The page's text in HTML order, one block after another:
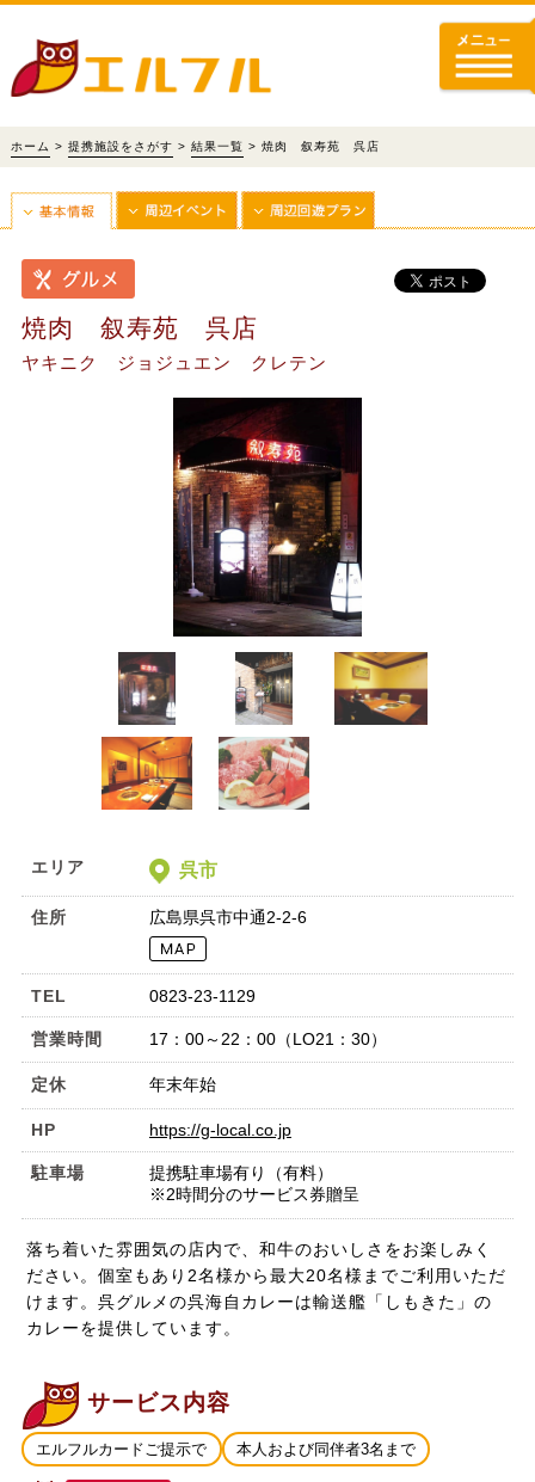
ホーム > 提携施設をさがす > 結果一覧 > 焼肉 叙寿苑 呉店
焼肉 叙寿苑 呉店
ヤキニク ジョジュエン クレテン
エリア 呉市
住所 広島県呉市中通2-2-6
TEL 0823-23-1129
営業時間 17：00～22：00（LO21：30）
定休 年末年始
HP https://g-local.co.jp
駐車場
提携駐車場有り（有料）
※2時間分のサービス券贈呈
落ち着いた雰囲気の店内で、和牛のおいしさをお楽しみく
ださい。個室もあり2名様から最大20名様までご利用いただ
けます。呉グルメの呉海自カレーは輸送艦「しもきた」の
カレーを提供しています。
サービス内容
エルフルカードご提示で 本人および同伴者3名まで